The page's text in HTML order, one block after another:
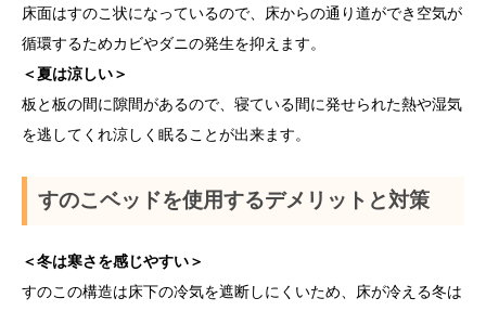
床面はすのこ状になっているので、床からの通り道ができ空気が
循環するためカビやダニの発生を抑えます。
＜夏は涼しい＞
板と板の間に隙間があるので、寝ている間に発せられた熱や湿気
を逃してくれ涼しく眠ることが出来ます。
すのこベッドを使用するデメリットと対策
＜冬は寒さを感じやすい＞
すのこの構造は床下の冷気を遮断しにくいため、床が冷える冬は